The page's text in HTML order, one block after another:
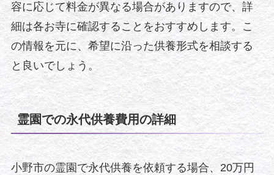
容に応じて料金が異なる場合がありますので、詳
細は各お寺に確認することをおすすめします。こ
の情報を元に、希望に沿った供養形式を相談する
と良いでしょう。
霊園での永代供養費用の詳細
小野市の霊園で永代供養を依頼する場合、20万円